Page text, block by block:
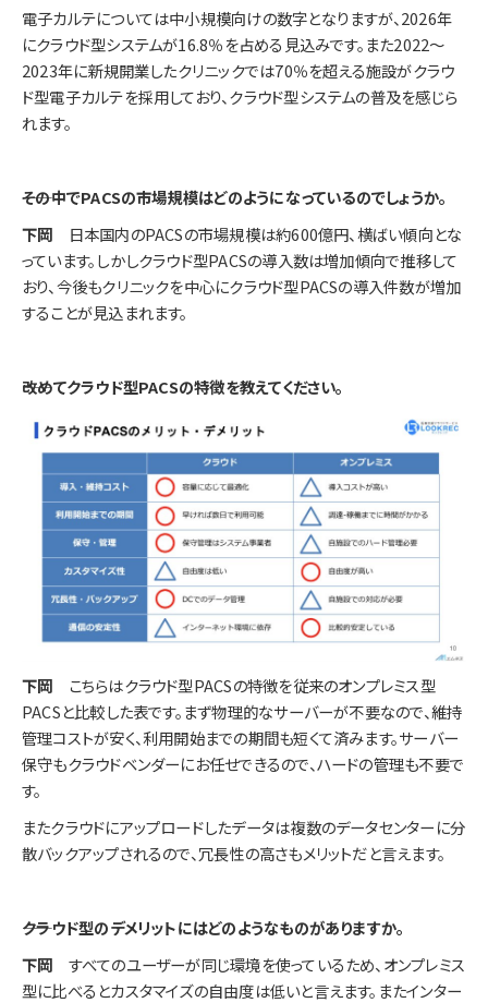
電子カルテについては中小規模向けの数字となりますが、2026年
にクラウド型システムが16.8％を占める見込みです。また2022～
2023年に新規開業したクリニックでは70％を超える施設がクラウ
ド型電子カルテを採用しており、クラウド型システムの普及を感じら
れます。
――その中でPACSの市場規模はどのようになっているのでしょうか。
下岡
日本国内のPACSの市場規模は約600億円、横ばい傾向とな
っています。しかしクラウド型PACSの導入数は増加傾向で推移して
おり、今後もクリニックを中心にクラウド型PACSの導入件数が増加
することが見込まれます。
――改めてクラウド型PACSの特徴を教えてください。
下岡 こちらはクラウド型PACSの特徴を従来のオンプレミス型
PACSと比較した表です。まず物理的なサーバーが不要なので、維持
管理コストが安く、利用開始までの期間も短くて済みます。サーバー
保守もクラウドベンダーにお任せできるので、ハードの管理も不要で
す。
またクラウドにアップロードしたデータは複数のデータセンターに分
散バックアップされるので、冗長性の高さもメリットだと言えます。
――クラウド型のデメリットにはどのようなものがありますか。
下岡 すべてのユーザーが同じ環境を使っているため、オンプレミス
型に比べるとカスタマイズの自由度は低いと言えます。またインター